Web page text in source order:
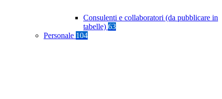
Consulenti e collaboratori (da pubblicare in
tabelle) 63
Personale 104